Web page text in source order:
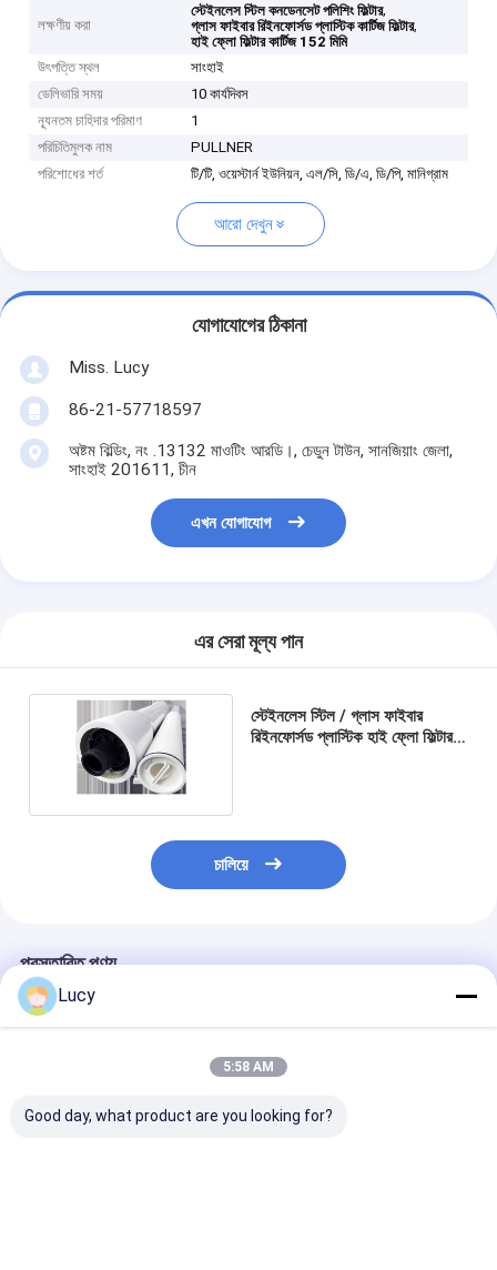
লক্ষণীয় করা
স্টেইনলেস স্টিল কনডেনসেট পলিশিং ফিল্টার,
গ্লাস ফাইবার রিইনফোর্সড প্লাস্টিক কার্টিজ ফিল্টার,
হাই ফ্লো ফিল্টার কার্টিজ 152 মিমি
উৎপত্তি স্থল
সাংহাই
ডেলিভারি সময়
10 কার্যদিবস
ন্যূনতম চাহিদার পরিমাণ
1
পরিচিতিমুলক নাম
PULLNER
পরিশোধের শর্ত
টি/টি, ওয়েস্টার্ন ইউনিয়ন, এল/সি, ডি/এ, ডি/পি, মানিগ্রাম
আরো দেখুন
যোগাযোগের ঠিকানা
Miss. Lucy
86-21-57718597
অষ্টম বিল্ডিং, নং .13132 মাওটিং আরডি।, চেডুন টাউন, সানজিয়াং জেলা,
সাংহাই 201611, চীন
এখন যোগাযোগ
এর সেরা মূল্য পান
স্টেইনলেস স্টিল / গ্লাস ফাইবার
রিইনফোর্সড প্লাস্টিক হাই ফ্লো ফিল্টার
চালিয়ে
প্রস্তাবিত পণ্য
Lucy
5:58 AM
Good day, what product are you looking for?